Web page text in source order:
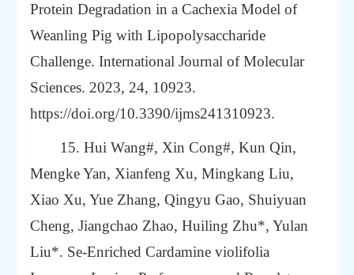
Protein Degradation in a Cachexia Model of
Weanling Pig with Lipopolysaccharide
Challenge. International Journal of Molecular
Sciences. 2023, 24, 10923.
https://doi.org/10.3390/ijms241310923.
15. Hui Wang#, Xin Cong#, Kun Qin,
Mengke Yan, Xianfeng Xu, Mingkang Liu,
Xiao Xu, Yue Zhang, Qingyu Gao, Shuiyuan
Cheng, Jiangchao Zhao, Huiling Zhu*, Yulan
Liu*. Se-Enriched Cardamine violifolia